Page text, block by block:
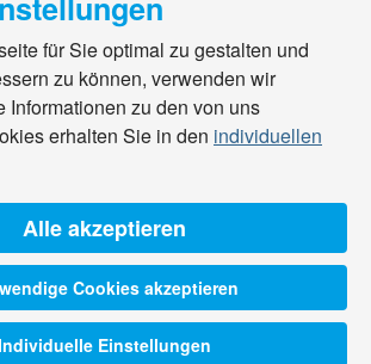
für Sie optimal zu gestalten und
zu können, verwenden wir
Informationen zu den von uns
erhalten Sie in den individuellen
Alle akzeptieren
Cookies akzeptieren
Einstellungen